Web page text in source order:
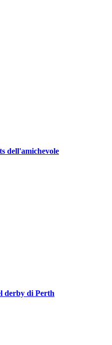
dell'amichevole
derby di Perth